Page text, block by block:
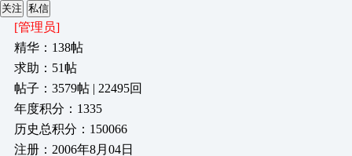
关注 私信
[管理员]
精华：138帖
求助：51帖
帖子：3579帖 | 22495回
年度积分：1335
历史总积分：150066
注册：2006年8月04日